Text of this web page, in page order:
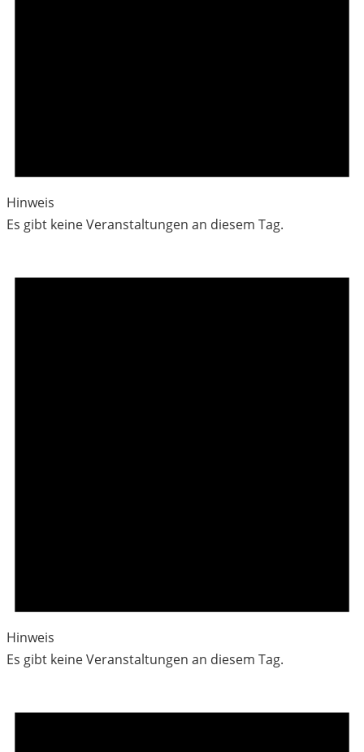
Hinweis
Es gibt keine Veranstaltungen an diesem Tag.
Hinweis
Es gibt keine Veranstaltungen an diesem Tag.